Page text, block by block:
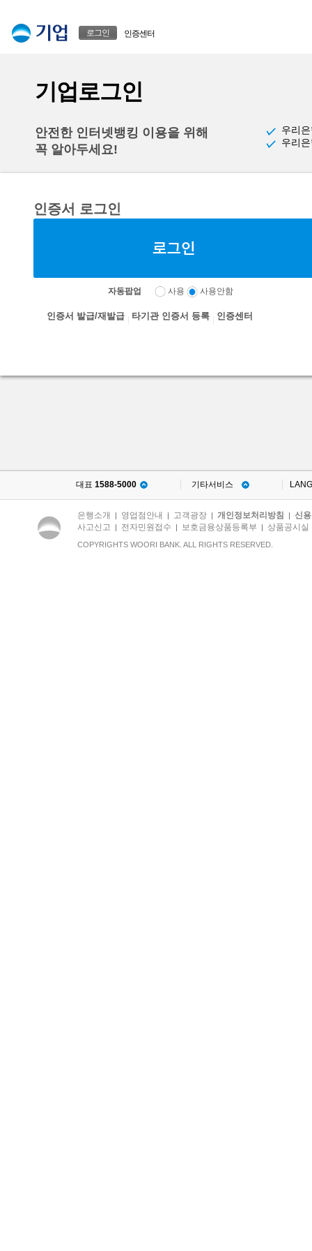
로그인 인증센터
기업로그인
안전한 인터넷뱅킹 이용을 위해
꼭 알아두세요!
우리
우리
인증서 로그인
자동팝업 사용 사용안함
인증서 발급/재발급 타기관 인증서 등록 인증센터
대표 1588-5000 기타서비스
은행소개 | 영업점안내 | 고객광장 | 개인정보처리방침 | 신
사고신고 | 전자민원접수 | 보호금융상품등록부 | 상품공시실
COPYRIGHTS WOORI BANK. ALL RIGHTS RESERVED.